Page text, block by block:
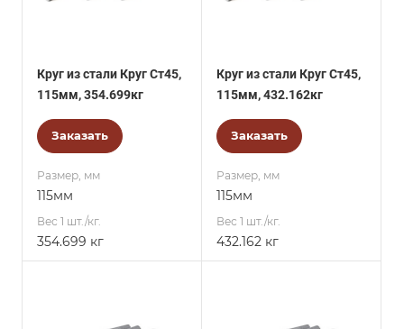
Круг из стали Круг Ст45,
115мм, 354.699кг
Заказать
Размер, мм
115мм
Вес 1 шт./кг.
354.699 кг
Круг из стали Круг Ст45,
115мм, 432.162кг
Заказать
Размер, мм
115мм
Вес 1 шт./кг.
432.162 кг